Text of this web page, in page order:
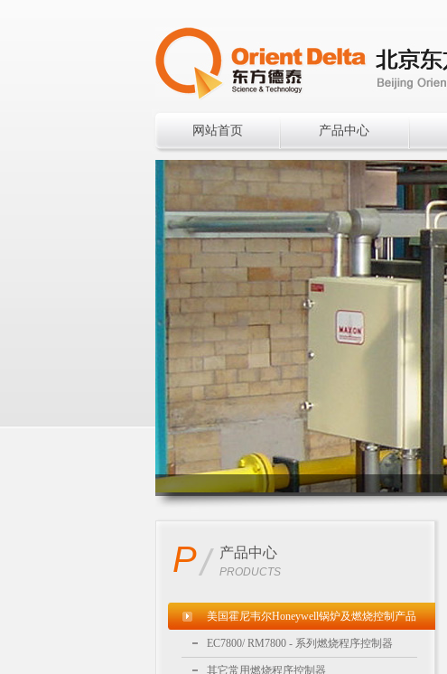
网站首页 产品中心
P/ 产品中心
PRODUCTS
美国霍尼韦尔Honeywell锅炉及燃烧控制产品
EC7800/ RM7800 - 系列燃烧程序控制器
其它常用燃烧程序控制器